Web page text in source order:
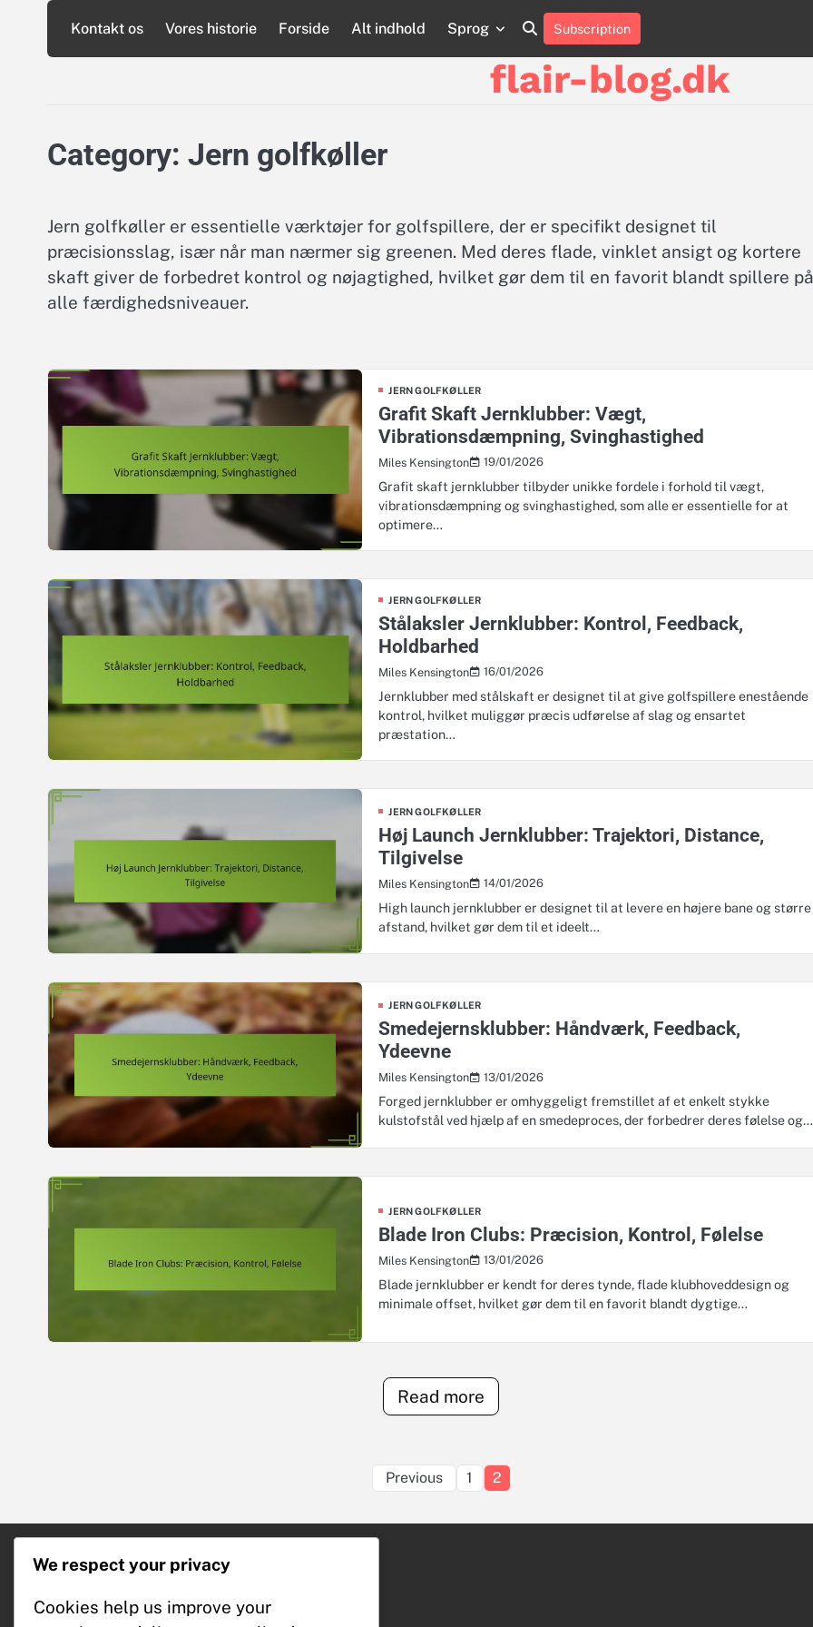
content
Kontakt os Vores historie Forside Alt indhold Sprog
About
Us
About
Us
About
Us
Contact
Us
Contact
Us
Contact
Us
Cookie
Policy
Cookie
Policy
Cookie
Policy
Privacy
Policy
Privacy
Policy
Privacy
Policy
Privacy
Policy
Privacy
Policy
Sitemap
Sitemap
Sitemap
Terms
and
Conditions
Terms
and
Conditions
Terms
and
Conditions
Subscription
flair-blog.dk
Category: Jern golfkøller
Jern golfkøller er essentielle værktøjer for golfspillere, der er specifikt designet til
præcisionsslag, især når man nærmer sig greenen. Med deres flade, vinklet ansigt og kortere
skaft giver de forbedret kontrol og nøjagtighed, hvilket gør dem til en favorit blandt spillere på
alle færdighedsniveauer.
JERN GOLFKØLLER
Grafit Skaft Jernklubber: Vægt,
Vibrationsdæmpning, Svinghastighed
Miles Kensington 19/01/2026
Grafit skaft jernklubber tilbyder unikke fordele i forhold til vægt,
vibrationsdæmpning og svinghastighed, som alle er essentielle for at
optimere…
JERN GOLFKØLLER
Stålaksler Jernklubber: Kontrol, Feedback,
Holdbarhed
Miles Kensington 16/01/2026
Jernklubber med stålskaft er designet til at give golfspillere enestående
kontrol, hvilket muliggør præcis udførelse af slag og ensartet
præstation…
JERN GOLFKØLLER
Høj Launch Jernklubber: Trajektori, Distance,
Tilgivelse
Miles Kensington 14/01/2026
High launch jernklubber er designet til at levere en højere bane og større
afstand, hvilket gør dem til et ideelt…
JERN GOLFKØLLER
Smedejernsklubber: Håndværk, Feedback,
Ydeevne
Miles Kensington 13/01/2026
Forged jernklubber er omhyggeligt fremstillet af et enkelt stykke
kulstofstål ved hjælp af en smedeproces, der forbedrer deres følelse og…
JERN GOLFKØLLER
Blade Iron Clubs: Præcision, Kontrol, Følelse
Miles Kensington 13/01/2026
Blade jernklubber er kendt for deres tynde, flade klubhoveddesign og
minimale offset, hvilket gør dem til en favorit blandt dygtige…
Read more
Posts
Previous 1 2
Seneste indlæg
Distance, Konsistens
We respect your privacy
Cookies help us improve your